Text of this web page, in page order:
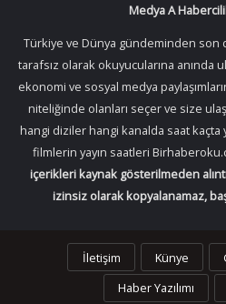
Medya A
Türkiye ve Dünya gündeminden son
tarafsız olarak okuyucularına anında
ekonomi ve sosyal medya
niteliğinde olanları seçer ve size
hangi diziler hangi kanalda saat kaçta
filmlerin yayın saatleri
içerikleri kaynak gösterilmeden
izinsiz olarak kopyalanamaz,
İletişim Künye
Haber Yazılımı